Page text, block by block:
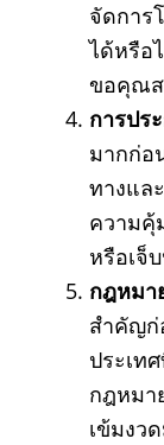
จัดการ
ได้หรือ
ขอคุณ
การปร
มากก่อ
ทางแล
ความคุ้
หรือเจ็
กฎหมา
สำคัญก่
ประเท
กฎหมา
เข้มงว